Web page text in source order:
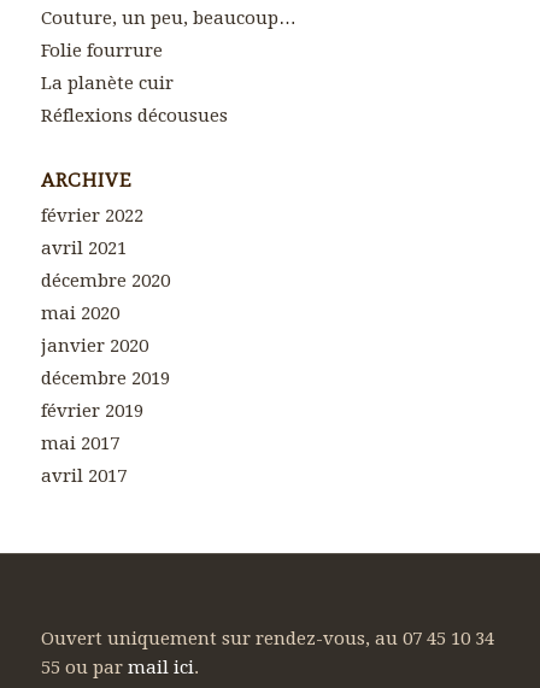
Couture, un peu, beaucoup…
Folie fourrure
La planète cuir
Réflexions décousues
ARCHIVE
février 2022
avril 2021
décembre 2020
mai 2020
janvier 2020
décembre 2019
février 2019
mai 2017
avril 2017
Ouvert uniquement sur rendez-vous, au 07 45 10 34
55 ou par mail ici.